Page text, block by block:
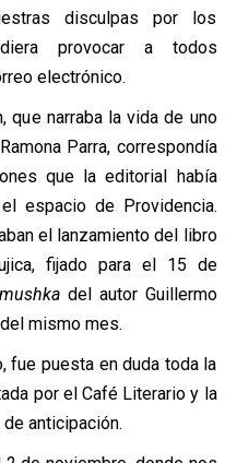
disculpas por los
provocar a todos
electrónico.
que narraba la vida de uno
Parra, correspondía
que la editorial había
espacio de Providencia.
el lanzamiento del libro
fijado para el 15 de
del autor Guillermo
mismo mes.
fue puesta en duda toda la
por el Café Literario y la
anticipación.